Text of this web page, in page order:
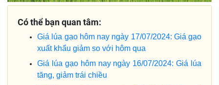
Có thể bạn quan tâm:
Giá lúa gạo hôm nay ngày 17/07/2024: Giá gạo
xuất khẩu giảm so với hôm qua
Giá lúa gạo hôm nay ngày 16/07/2024: Giá lúa
tăng, giảm trái chiều